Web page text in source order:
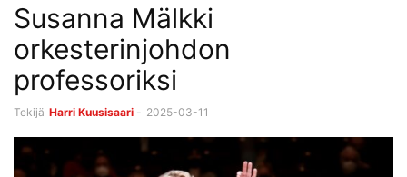
Susanna Mälkki
orkesterinjohdon
professoriksi
Tekijä Harri Kuusisaari - 2025-03-11